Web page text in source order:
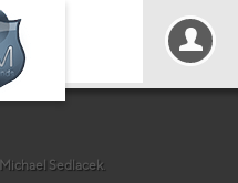
Michael Sedlacek